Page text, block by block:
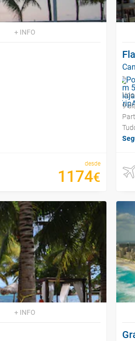
+ INFO
desde
1174€
9
+ INFO